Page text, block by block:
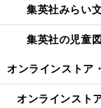
集英社みらい
集英社の児童
オンラインストア・
オンラインスト